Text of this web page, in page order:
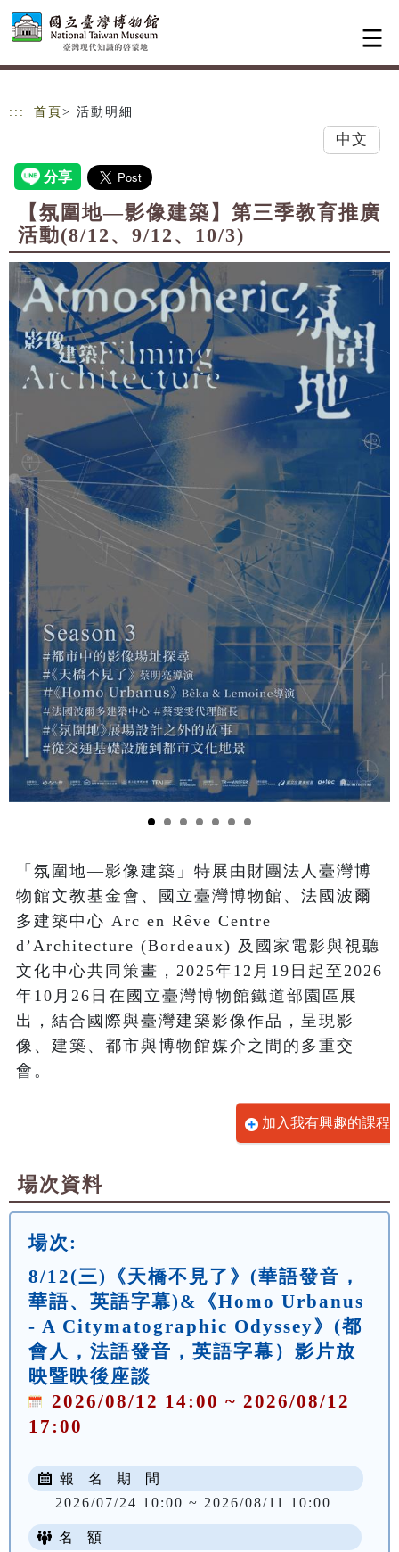
跳到主要內容
網站導覽
::: 首頁 > 活動明細
中文
【氛圍地—影像建築】第三季教育推廣
活動(8/12、9/12、10/3)
「氛圍地—影像建築」特展由財團法人臺灣博
物館文教基金會、國立臺灣博物館、法國波爾
多建築中心 Arc en Rêve Centre
d’Architecture (Bordeaux) 及國家電影與視聽
文化中心共同策畫，2025年12月19日起至2026
年10月26日在國立臺灣博物館鐵道部園區展
出，結合國際與臺灣建築影像作品，呈現影
像、建築、都市與博物館媒介之間的多重交
會。
加入我有興趣的課程
場次資料
場次:
8/12(三)《天橋不見了》(華語發音，
華語、英語字幕)&《Homo Urbanus
- A Citymatographic Odyssey》(都
會人，法語發音，英語字幕）影片放
映暨映後座談
2026/08/12 14:00 ~ 2026/08/12
17:00
報 名 期 間
2026/07/24 10:00 ~ 2026/08/11 10:00
名 額